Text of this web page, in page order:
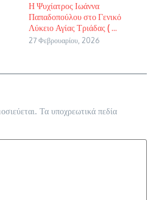
Η Ψυχίατρος Ιωάννα
Παπαδοπούλου στο Γενικό
Λύκειο Αγίας Τριάδας ( ...
27 Φεβρουαρίου, 2026
Τα υποχρεωτικά πεδία